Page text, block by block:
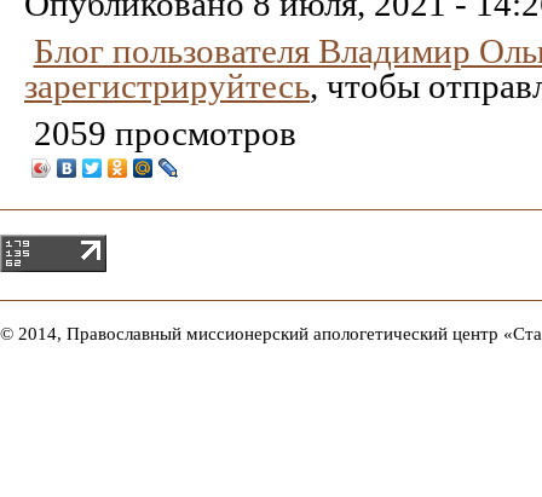
Блог пользователя Владимир
зарегистрируйтесь, чтобы
2059 просмотров
© 2014, Православный миссионерский апологетический центр